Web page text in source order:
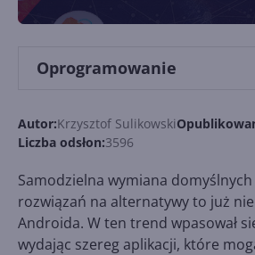
Oprogramowanie
Autor:Krzysztof Sulikowski
Liczba odsłon:3596
Samodzielna wymiana
rozwiązań na alternatywy to już
Androida. W ten trend wpasował
wydając szereg aplikacji, które